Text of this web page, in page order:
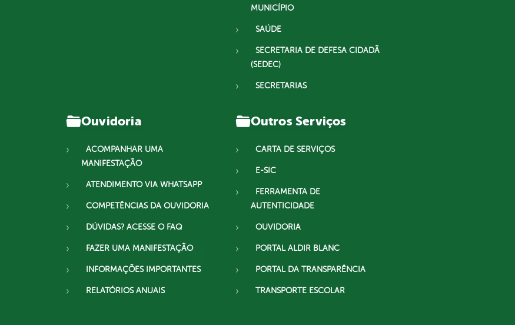
MUNICÍPIO
SAÚDE
SECRETARIA DE DEFESA CIDADÃ
(SEDEC)
SECRETARIAS
Ouvidoria
ACOMPANHAR UMA
MANIFESTAÇÃO
ATENDIMENTO VIA WHATSAPP
COMPETÊNCIAS DA OUVIDORIA
DÚVIDAS? ACESSE O FAQ
FAZER UMA MANIFESTAÇÃO
INFORMAÇÕES IMPORTANTES
RELATÓRIOS ANUAIS
Outros Serviços
CARTA DE SERVIÇOS
E-SIC
FERRAMENTA DE
AUTENTICIDADE
OUVIDORIA
PORTAL ALDIR BLANC
PORTAL DA TRANSPARÊNCIA
TRANSPORTE ESCOLAR